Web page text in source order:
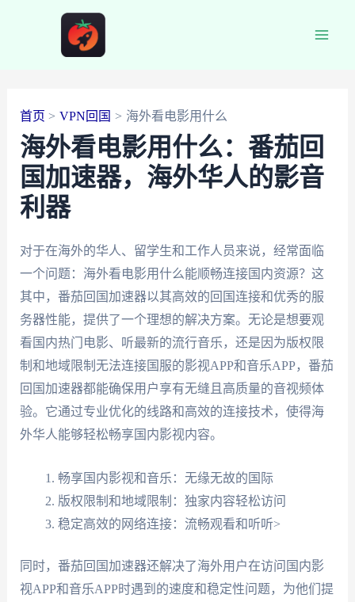
首页 VPN回国 海外看电影用什么
海外看电影用什么：番茄回
国加速器，海外华人的影音
利器
对于在海外的华人、留学生和工作人员来说，经常面临
一个问题：海外看电影用什么能顺畅连接国内资源？这
其中，番茄回国加速器以其高效的回国连接和优秀的服
务器性能，提供了一个理想的解决方案。无论是想要观
看国内热门电影、听最新的流行音乐，还是因为版权限
制和地域限制无法连接国服的影视APP和音乐APP，番茄
回国加速器都能确保用户享有无缝且高质量的音视频体
验。它通过专业优化的线路和高效的连接技术，使得海
外华人能够轻松畅享国内影视内容。
畅享国内影视和音乐：无缘无故的国际
版权限制和地域限制：独家内容轻松访问
稳定高效的网络连接：流畅观看和听听>
同时，番茄回国加速器还解决了海外用户在访问国内影
视APP和音乐APP时遇到的速度和稳定性问题，为他们提